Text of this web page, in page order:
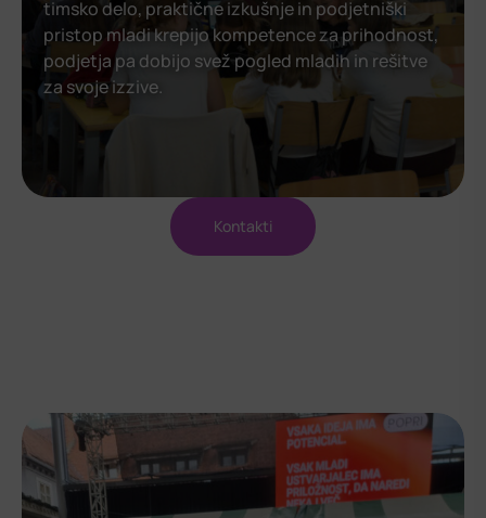
timsko delo, praktične izkušnje in podjetniški
pristop mladi krepijo kompetence za prihodnost,
podjetja pa dobijo svež pogled mladih in rešitve
za svoje izzive.
Kontakti